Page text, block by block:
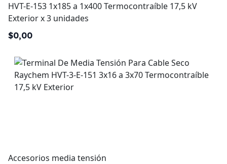
HVT-E-153 1x185 a 1x400 Termocontraíble 17,5 kV
Exterior x 3 unidades
$0,00
Accesorios media tensión